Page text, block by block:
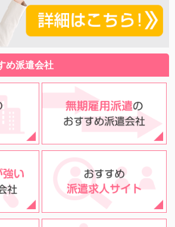
め派遣会社